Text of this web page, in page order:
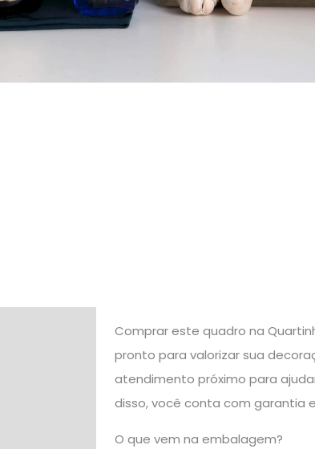
Comprar este quadro na
pronto para valorizar sua
atendimento próximo para
disso, você conta com garantia
O que vem na embalagem?